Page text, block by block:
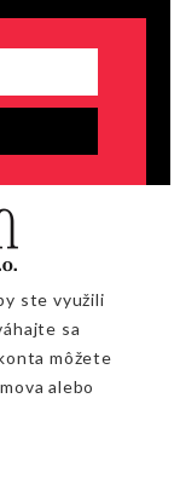
ste využili
sa
môžete
alebo